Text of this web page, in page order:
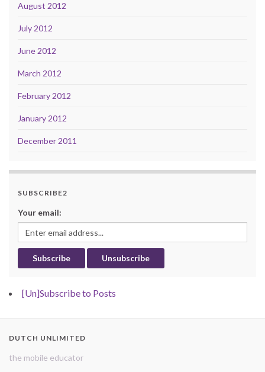
August 2012
July 2012
June 2012
March 2012
February 2012
January 2012
December 2011
SUBSCRIBE2
Your email:
[Un]Subscribe to Posts
DUTCH UNLIMITED
the mobile educator